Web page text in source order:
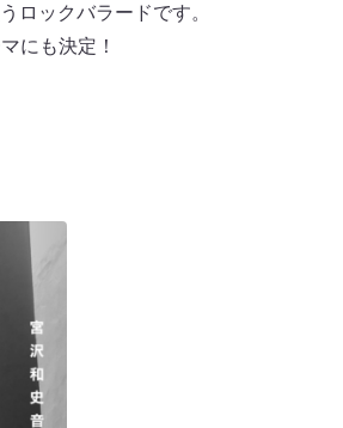
ロックバラードです。
にも決定！